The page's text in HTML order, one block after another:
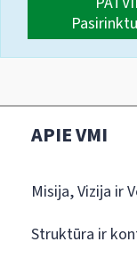
APIE VMI
Misija, Vizija ir
Struktūra ir